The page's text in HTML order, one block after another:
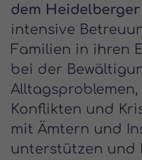
dem
intensive
Familien in ihren
bei der
Konflikten und
mit Ämtern und
unterstützen und